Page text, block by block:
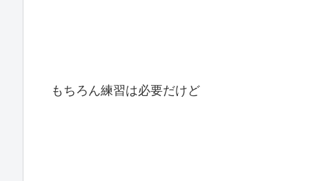
もちろん練習は必要だけど